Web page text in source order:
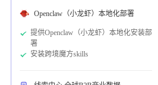
Openclaw（小龙虾）本地化部署
提供Openclaw（小龙虾）本地化安装部
署
安装跨境魔方skills